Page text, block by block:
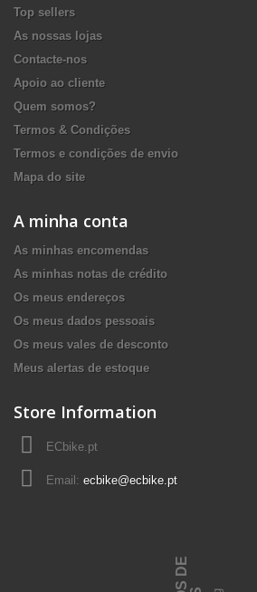
Top sellers
As nossas lojas
Contacte-nos
Apoio ao cliente
Quem somos?
Termos & Condições
Termos e condições de envio
Mapa do site
A minha conta
As minhas encomendas
As minhas notas de crédito
Os meus endereços
Os meus dados pessoais
Os meus vales de desconto
Meus alertas de estoque
Store Information
ECbike.pt
Email: ecbike@ecbike.pt